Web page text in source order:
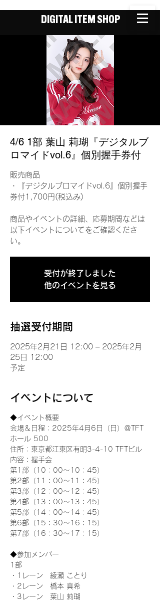
DIGITAL ITEM SHOP
4/6 1部 葉山 莉瑚『デジタルブ
ロマイドvol.6』個別握手券付
販売商品
・『デジタルブロマイドvol.6』個別握手
券付1,700円(税込み)
商品やイベントの詳細、応募期間などは
以下イベントについてをご確認くださ
い。
受付が終了しました
他のイベントを見る
抽選受付期間
2025年2月21日 12:00 – 2025年2月
25日 12:00
予定
イベントについて
◆イベント概要
会場＆日程：2025年4月6日（日）＠TFT
ホール 500
住所：東京都江東区有明3-4-10 TFTビル
内容：握手会
第1部（10：00～10：45）
第2部（11：00～11：45）
第3部（12：00～12：45）
第4部（13：00～13：45）
第5部（14：00～14：45）
第6部（15：30～16：15）
第7部（16：30～17：15）
◆参加メンバー
1部
・1レーン　綾瀬 ことり
・2レーン　橋本 真希
・3レーン　葉山 莉瑚